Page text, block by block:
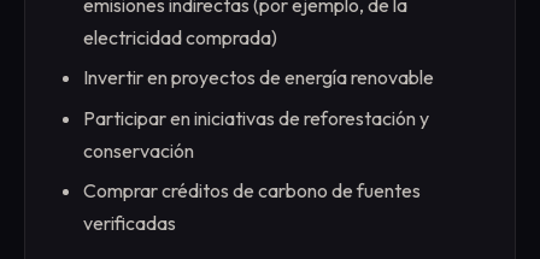
electricidad comprada)
Invertir en proyectos de energía renovable
Participar en iniciativas de reforestación y
conservación
Comprar créditos de carbono de fuentes
verificadas